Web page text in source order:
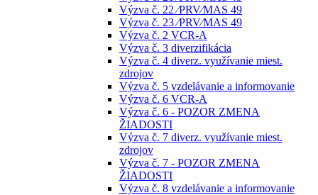
Výzva č. 22 ⁄PRV⁄MAS 49
Výzva č. 23 ⁄PRV⁄MAS 49
Výzva č. 2 VCR-A
Výzva č. 3 diverzifikácia
Výzva č. 4 diverz. využívanie miest.
zdrojov
Výzva č. 5 vzdelávanie a informovanie
Výzva č. 6 VCR-A
Výzva č. 6 - POZOR ZMENA
ŽIADOSTI
Výzva č. 7 diverz. využívanie miest.
zdrojov
Výzva č. 7 - POZOR ZMENA
ŽIADOSTI
Výzva č. 8 vzdelávanie a informovanie